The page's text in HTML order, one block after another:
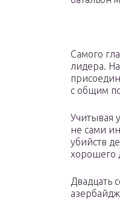
Самого
лидера.
с общим
Учитывая
не сами
убийств
хорошего
Двадцать